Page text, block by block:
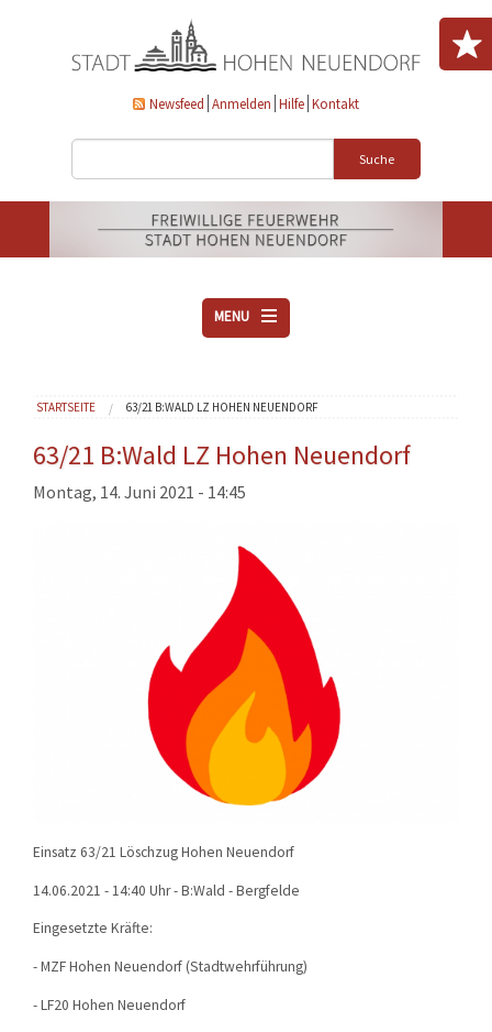
Newsfeed Anmelden Hilfe Kontakt
Suche
MENU
VEREINE
AKTUELLES
DOWNLOADS
TECHNIK
EINSÄTZE
Sie sind hier
STARTSEITE 63/21 B:WALD LZ HOHEN NEUENDORF
63/21 B:Wald LZ Hohen Neuendorf
Montag, 14. Juni 2021 - 14:45
Einsatz 63/21 Löschzug Hohen Neuendorf
14.06.2021 - 14:40 Uhr - B:Wald - Bergfelde
Eingesetzte Kräfte:
- MZF Hohen Neuendorf (Stadtwehrführung)
- LF20 Hohen Neuendorf